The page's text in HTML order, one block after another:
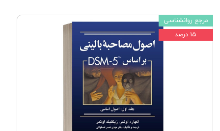
مرجع روانشناسی
۱۵ درصد